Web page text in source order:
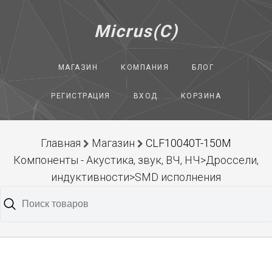
Micrus(C)
МАГАЗИН КОМПАНИЯ БЛОГ
РЕГИСТРАЦИЯ ВХОД КОРЗИНА
Главная Магазин
CLF10040T-150M
Компоненты - Акустика, звук, ВЧ, НЧ>Дроссели,
индуктивности>SMD исполнения